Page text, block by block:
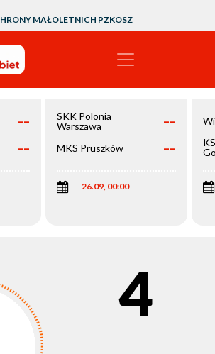
MAŁOLETNICH PZKOSZ
--
--
SKK Polonia
Warszawa
--
MKS Pruszków --
26.09, 00:00
4